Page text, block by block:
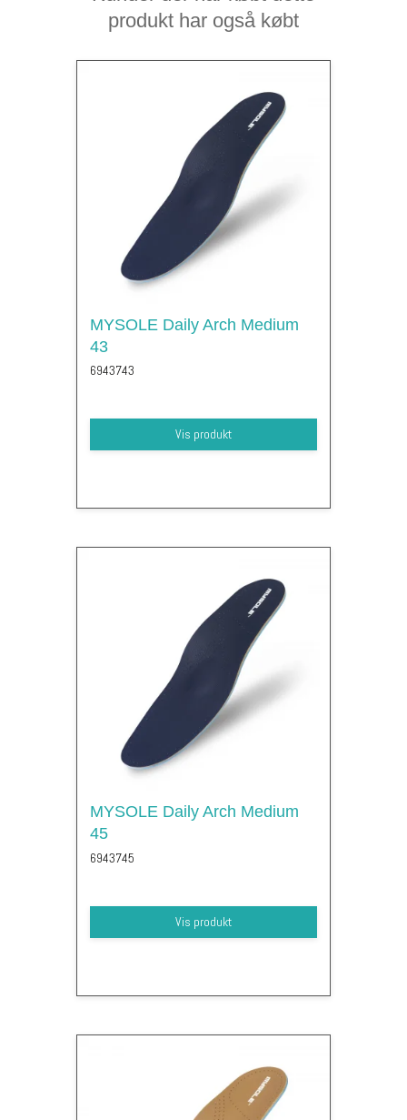
produkt har også købt
MYSOLE Daily Arch Medium
43
6943743
Vis produkt
MYSOLE Daily Arch Medium
45
6943745
Vis produkt